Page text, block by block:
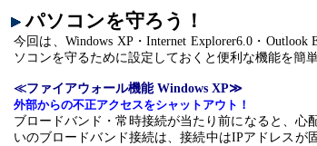
パソコンを守ろう！
今回は、Windows XP・Internet Explorer6.0・
ソコンを守るために設定しておくと便利な機能を簡
≪ファイアウォール機能Windows XP≫
外部からの不正アクセスをシャットアウト！
ブロードバンド・常時接続が当たり前になると、心
いのブロードバンド接続は、接続中はIPアドレスが